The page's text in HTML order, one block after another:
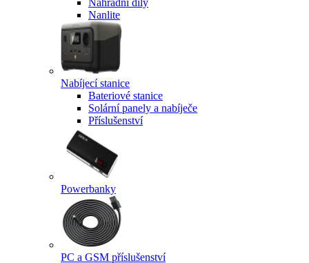
Náhradní díly
Nanlite
Nabíjecí stanice
Bateriové stanice
Solární panely a nabíječe
Příslušenství
Powerbanky
PC a GSM příslušenství